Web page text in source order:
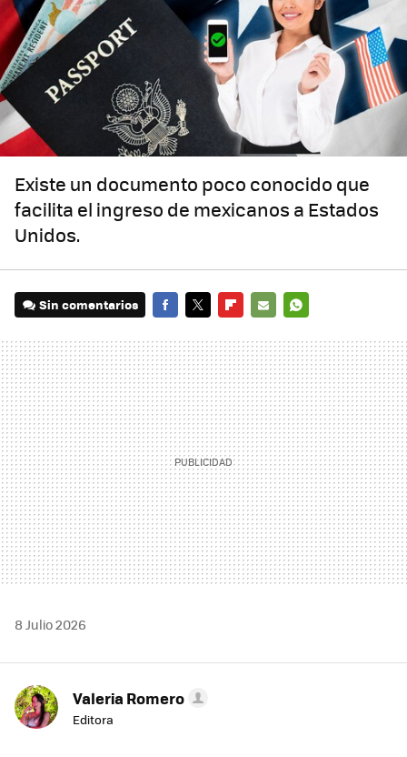
Existe un documento poco conocido que
facilita el ingreso de mexicanos a Estados
Unidos.
Sin comentarios
MAIL
8 Julio 2026
Valeria Romero
Editora